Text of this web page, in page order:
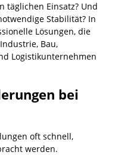
täglichen Einsatz? Und
Stabilität? In
Lösungen, die
Bau,
Logistikunternehmen
bei
oft schnell,
werden.